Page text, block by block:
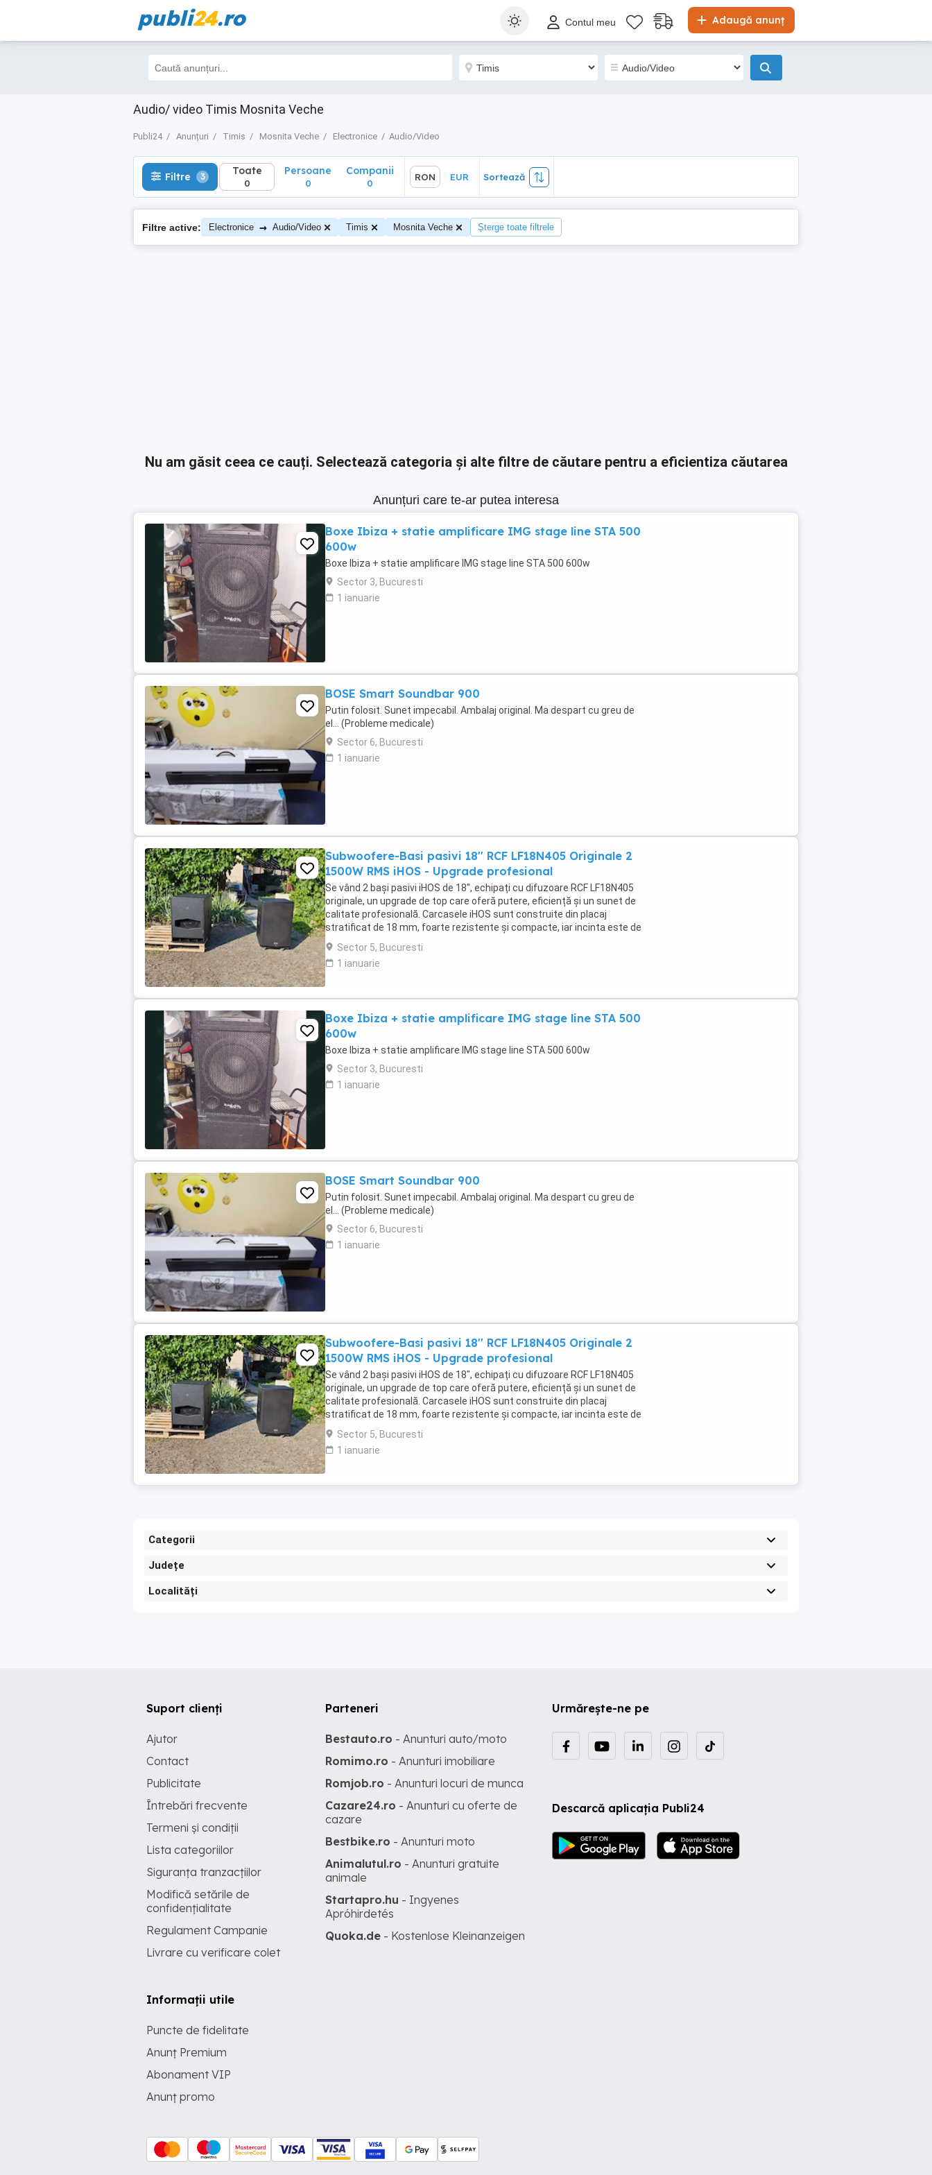
publi24.ro Adaugă anunț
Contul meu
Audio/ video Timis Mosnita Veche
Publi24 Anunțuri Timis Mosnita Veche Electronice Audio/Video
Filtre 3 Toate
0
Sortează
Filtre 3 Toate
0
Persoane
0
Companii
0
RON EUR Sortează
Filtre active: Electronice → Audio/Video Timis Mosnita Veche Șterge toate filtrele
Nu am găsit ceea ce cauți. Selectează categoria și alte filtre de căutare pentru a eficientiza căutarea
Anunțuri care te-ar putea interesa
Boxe Ibiza + statie amplificare IMG stage line STA 500
600w
Boxe Ibiza + statie amplificare IMG stage line STA 500 600w
Sector 3, Bucuresti
1 ianuarie
BOSE Smart Soundbar 900
Putin folosit. Sunet impecabil. Ambalaj original. Ma despart cu greu de
el... (Probleme medicale)
Sector 6, Bucuresti
1 ianuarie
Subwoofere-Basi pasivi 18'' RCF LF18N405 Originale 2
1500W RMS iHOS - Upgrade profesional
Se vând 2 bași pasivi iHOS de 18", echipați cu difuzoare RCF LF18N405
originale, un upgrade de top care oferă putere, eficiență și un sunet de
calitate profesională. Carcasele iHOS sunt construite din placaj
stratificat de 18 mm, foarte rezistente și compacte, iar incinta este de
tip Band Pass de ordin ...
Sector 5, Bucuresti
1 ianuarie
Boxe Ibiza + statie amplificare IMG stage line STA 500
600w
Boxe Ibiza + statie amplificare IMG stage line STA 500 600w
Sector 3, Bucuresti
1 ianuarie
BOSE Smart Soundbar 900
Putin folosit. Sunet impecabil. Ambalaj original. Ma despart cu greu de
el... (Probleme medicale)
Sector 6, Bucuresti
1 ianuarie
Subwoofere-Basi pasivi 18'' RCF LF18N405 Originale 2
1500W RMS iHOS - Upgrade profesional
Se vând 2 bași pasivi iHOS de 18", echipați cu difuzoare RCF LF18N405
originale, un upgrade de top care oferă putere, eficiență și un sunet de
calitate profesională. Carcasele iHOS sunt construite din placaj
stratificat de 18 mm, foarte rezistente și compacte, iar incinta este de
tip Band Pass de ordin ...
Sector 5, Bucuresti
1 ianuarie
Categorii
Județe
Localități
Urmărește-ne pe
Descarcă aplicația Publi24
Suport clienți
Ajutor
Contact
Publicitate
Întrebări frecvente
Termeni și condiții
Lista categoriilor
Siguranța tranzacțiilor
Modifică setările de
confidențialitate
Regulament Campanie
Livrare cu verificare colet
Informații utile
Puncte de fidelitate
Anunț Premium
Abonament VIP
Anunț promo
Parteneri
Bestauto.ro - Anunturi auto/moto
Romimo.ro - Anunturi imobiliare
Romjob.ro - Anunturi locuri de munca
Cazare24.ro - Anunturi cu oferte de
cazare
Bestbike.ro - Anunturi moto
Animalutul.ro - Anunturi gratuite
animale
Startapro.hu - Ingyenes
Apróhirdetés
Quoka.de - Kostenlose Kleinanzeigen